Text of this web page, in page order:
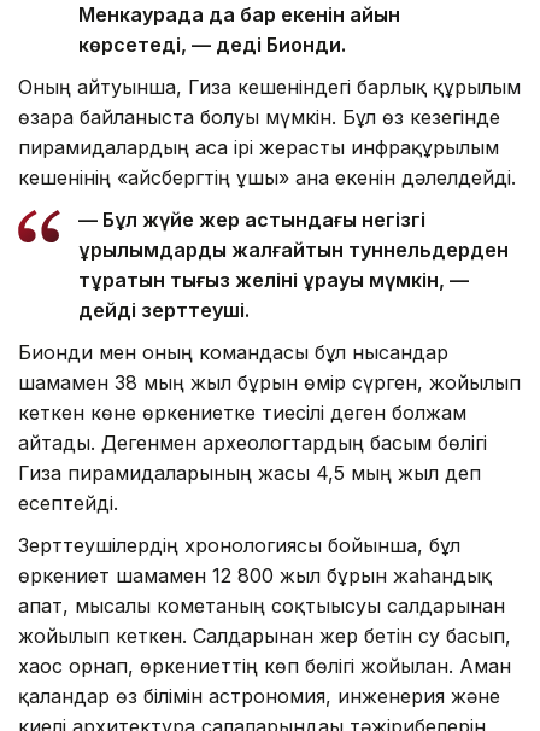
Менкаурада да бар екенін айқын
көрсетеді, — деді Бионди.
Оның айтуынша, Гиза кешеніндегі барлық құрылым
өзара байланыста болуы мүмкін. Бұл өз кезегінде
пирамидалардың аса ірі жерасты инфрақұрылым
кешенінің «айсбергтің ұшы» ғана екенін дәлелдейді.
— Бұл жүйе жер астындағы негізгі
құрылымдарды жалғайтын туннельдерден
тұратын тығыз желіні құрауы мүмкін, —
дейді зерттеуші.
Бионди мен оның командасы бұл нысандар
шамамен 38 мың жыл бұрын өмір сүрген, жойылып
кеткен көне өркениетке тиесілі деген болжам
айтады. Дегенмен археологтардың басым бөлігі
Гиза пирамидаларының жасы 4,5 мың жыл деп
есептейді.
Зерттеушілердің хронологиясы бойынша, бұл
өркениет шамамен 12 800 жыл бұрын жаһандық
апат, мысалы кометаның соқтығысуы салдарынан
жойылып кеткен. Салдарынан жер бетін су басып,
хаос орнап, өркениеттің көп бөлігі жойылған. Аман
қалғандар өз білімін астрономия, инженерия және
киелі архитектура салаларындағы тәжірибелерін